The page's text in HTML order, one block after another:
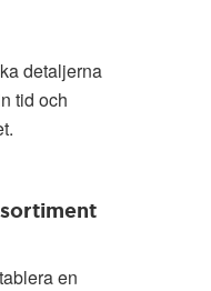
detaljerna
tid och
en